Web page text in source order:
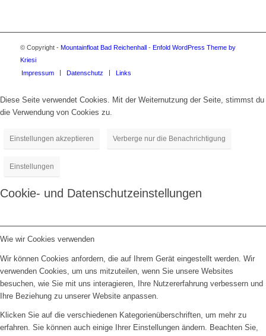
© Copyright - Mountainfloat Bad Reichenhall - Enfold WordPress Theme by
Kriesi
Impressum
Datenschutz Links
Diese Seite verwendet Cookies. Mit der Weiternutzung der Seite, stimmst du
die Verwendung von Cookies zu.
Einstellungen akzeptieren Verberge nur die Benachrichtigung
Einstellungen
Cookie- und Datenschutzeinstellungen
Wie wir Cookies verwenden
Wir können Cookies anfordern, die auf Ihrem Gerät eingestellt werden. Wir
verwenden Cookies, um uns mitzuteilen, wenn Sie unsere Websites
besuchen, wie Sie mit uns interagieren, Ihre Nutzererfahrung verbessern und
Ihre Beziehung zu unserer Website anpassen.
Klicken Sie auf die verschiedenen Kategorienüberschriften, um mehr zu
erfahren. Sie können auch einige Ihrer Einstellungen ändern. Beachten Sie,